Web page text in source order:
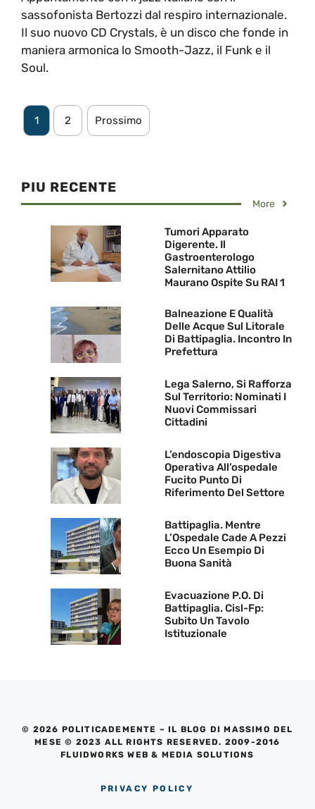
sassofonista Bertozzi dal respiro internazionale.
Il suo nuovo CD Crystals, è un disco che fonde in
maniera armonica lo Smooth-Jazz, il Funk e il
Soul.
1 2 Prossimo
PIU RECENTE
More
Tumori Apparato
Digerente. Il
Gastroenterologo
Salernitano Attilio
Maurano Ospite Su RAI 1
Balneazione E Qualità
Delle Acque Sul Litorale
Di Battipaglia. Incontro In
Prefettura
Lega Salerno, Si Rafforza
Sul Territorio: Nominati I
Nuovi Commissari
Cittadini
L’endoscopia Digestiva
Operativa All’ospedale
Fucito Punto Di
Riferimento Del Settore
Battipaglia. Mentre
L’Ospedale Cade A Pezzi
Ecco Un Esempio Di
Buona Sanità
Evacuazione P.O. Di
Battipaglia. Cisl-Fp:
Subito Un Tavolo
Istituzionale
© 2026 POLITICADEMENTE – IL BLOG DI MASSIMO DEL
MESE © 2023 ALL RIGHTS RESERVED. 2009-2016
FLUIDWORKS WEB & MEDIA SOLUTIONS
PRIVACY POLICY